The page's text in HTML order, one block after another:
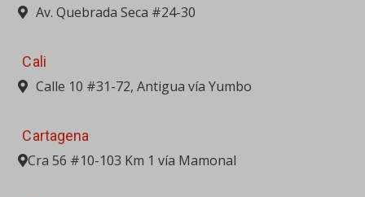
Av. Quebrada Seca #24-30
Cali
Calle 10 #31-72, Antigua vía Yumbo
Cartagena
Cra 56 #10-103 Km 1 vía Mamonal